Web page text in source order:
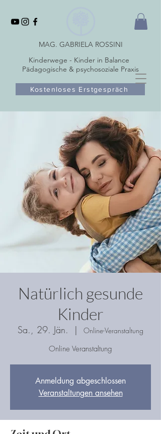
MAG. GABRIELA ROSSINI
Kinderwege - Kinder in Balance
Pädagogische & psychosoziale Praxis
Kostenloses Erstgespräch
Natürlich gesunde
Kinder
Sa., 29. Jän.
  |
Online-Veranstaltung
Online Veranstaltung
Anmeldung abgeschlossen
Veranstaltungen ansehen